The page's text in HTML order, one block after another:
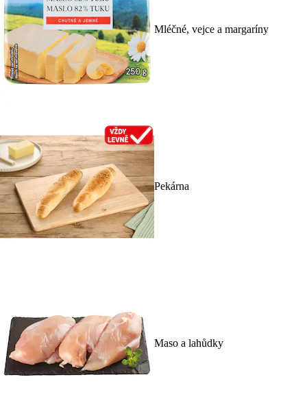
Mléčné, vejce a margaríny
Pekárna
Maso a lahůdky